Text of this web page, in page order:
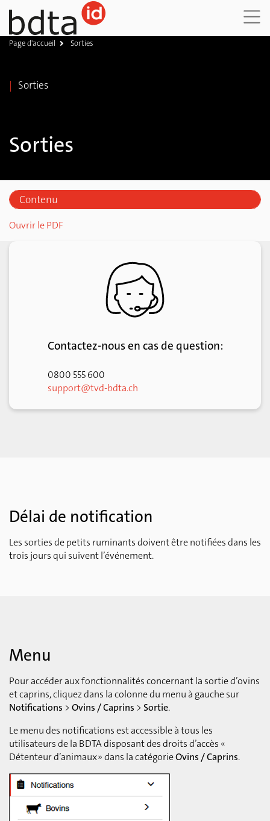
Page d'accueil Sorties
Sorties
Sorties
Contenu
Menu
Document d’accompagnement
Notification de sortie avec document
Note concernant la notification de sortie
Terminer l’enregistrement
Ouvrir le PDF
Contactez-nous en cas de question:
0800 555 600
support@tvd-bdta.ch
Délai de notification
Les sorties de petits ruminants doivent être notifiées dans les
trois jours qui suivent l’événement.
Menu
Pour accéder aux fonctionnalités concernant la sortie d’ovins
et caprins, cliquez dans la colonne du menu à gauche sur
Notifications >Ovins / Caprins >Sortie.
Le menu des notifications est accessible à tous les
utilisateurs de la BDTA disposant des droits d’accès «
Détenteur d’animaux » dans la catégorieOvins / Caprins.